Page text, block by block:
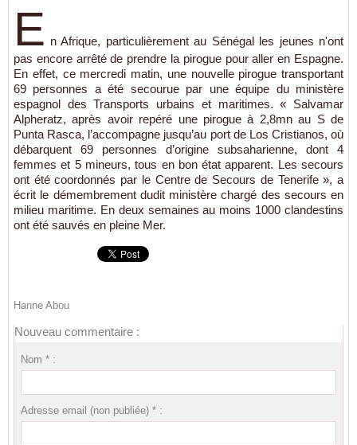
E n Afrique, particulièrement au Sénégal les jeunes n'ont
pas encore arrêté de prendre la pirogue pour aller en Espagne.
En effet, ce mercredi matin, une nouvelle pirogue transportant
69 personnes a été secourue par une équipe du ministère
espagnol des Transports urbains et maritimes. « Salvamar
Alpheratz, après avoir repéré une pirogue à 2,8mn au S de
Punta Rasca, l’accompagne jusqu’au port de Los Cristianos, où
débarquent 69 personnes d’origine subsaharienne, dont 4
femmes et 5 mineurs, tous en bon état apparent. Les secours
ont été coordonnés par le Centre de Secours de Tenerife », a
écrit le démembrement dudit ministère chargé des secours en
milieu maritime. En deux semaines au moins 1000 clandestins
ont été sauvés en pleine Mer.
Hanne Abou
Nouveau commentaire :
Nom * :
Adresse email (non publiée) * :